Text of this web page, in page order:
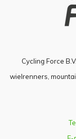
Cycling Force
wielrenners,